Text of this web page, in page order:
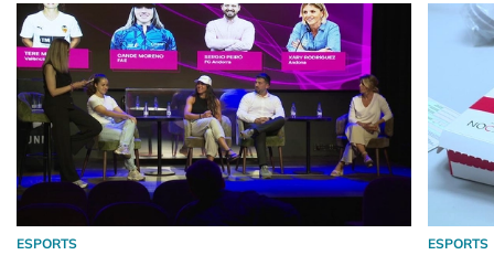
ESPORTS ESPORTS